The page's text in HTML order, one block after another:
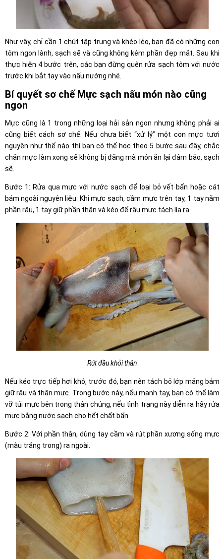
Như vậy, chỉ cần 1 chút tập trung và khéo léo, bạn đã có những con
tôm ngon lành, sạch sẽ và cũng không kém phần đẹp mắt. Sau khi
thực hiện 4 bước trên, các bạn đừng quên rửa sạch tôm với nước
trước khi bắt tay vào nấu nướng nhé.
Bí quyết sơ chế Mực sạch nấu món nào cũng
ngon
Mực cũng là 1 trong những loại hải sản ngon nhưng không phải ai
cũng biết cách sơ chế. Nếu chưa biết “xử lý” một con mực tươi
nguyên như thế nào thì bạn có thể học theo 5 bước sau đây, chắc
chắn mực làm xong sẽ không bị đắng mà món ăn lại đảm bảo, sạch
sẽ.
Bước 1: Rửa qua mực với nước sạch để loại bỏ vết bẩn hoặc cát
bám ngoài nguyên liệu. Khi mực sạch, cầm mực trên tay, 1 tay nắm
phần râu, 1 tay giữ phần thân và kéo để râu mực tách lìa ra.
Rút đầu khỏi thân
Nếu kéo trực tiếp hơi khó, trước đó, bạn nên tách bỏ lớp mảng bám
giữ râu và thân mực. Trong bước này, nếu mạnh tay, bạn có thể làm
vỡ túi mực bên trong thân chúng, nếu tình trạng này diễn ra hãy rửa
mực bằng nước sạch cho hết chất bẩn.
Bước 2: Với phần thân, dùng tay cầm và rút phần xương sống mực
(màu trắng trong) ra ngoài.